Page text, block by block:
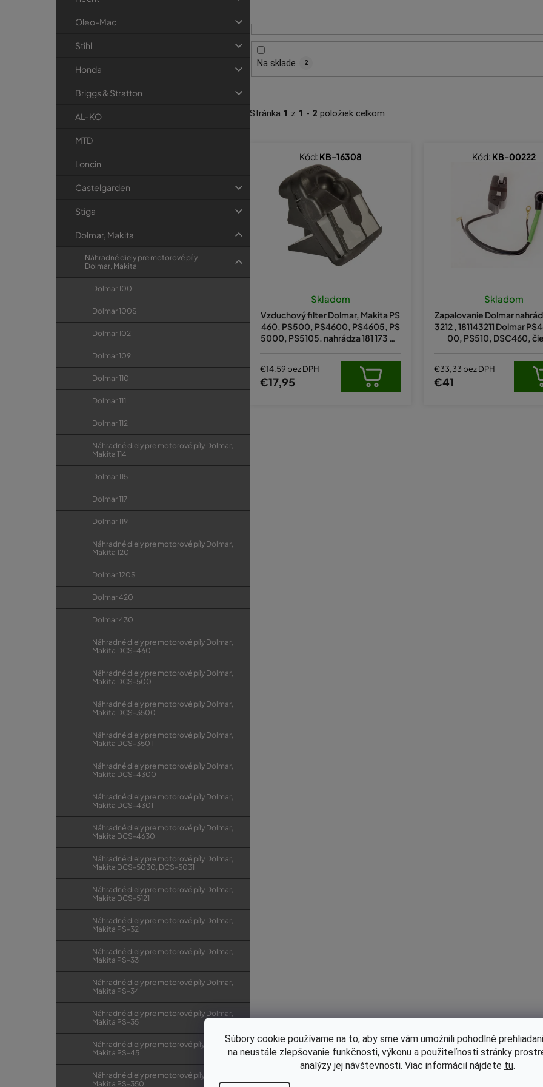
Súbory cookie používame na to, aby sme vám umožnili pohodlné
na neustále zlepšovanie funkčnosti, výkonu a použiteľnosti stránky
analýzy jej návštevnosti. Viac informácií nájdete tu.
Oleo-Mac
Stihl
Honda
Briggs & Stratton
AL-KO
MTD
Loncin
Castelgarden
Stiga
Dolmar, Makita
Náhradné diely pre motorové píly
Dolmar, Makita
Dolmar 100
Dolmar 100S
Dolmar 102
Dolmar 109
Dolmar 110
Dolmar 111
Dolmar 112
Náhradné diely pre motorové píly Dolmar,
Makita 114
Dolmar 115
Dolmar 117
Dolmar 119
Náhradné diely pre motorové píly Dolmar,
Makita 120
Dolmar 120S
Dolmar 420
Dolmar 430
Náhradné diely pre motorové píly Dolmar,
Makita DCS-460
Náhradné diely pre motorové píly Dolmar,
Makita DCS-500
Náhradné diely pre motorové píly Dolmar,
Makita DCS-3500
Náhradné diely pre motorové píly Dolmar,
Makita DCS-3501
Náhradné diely pre motorové píly Dolmar,
Makita DCS-4300
Náhradné diely pre motorové píly Dolmar,
Makita DCS-4301
Náhradné diely pre motorové píly Dolmar,
Makita DCS-4630
Náhradné diely pre motorové píly Dolmar,
Makita DCS-5030, DCS-5031
Náhradné diely pre motorové píly Dolmar,
Makita DCS-5121
Náhradné diely pre motorové píly Dolmar,
Makita PS-32
Náhradné diely pre motorové píly Dolmar,
Makita PS-33
Náhradné diely pre motorové píly Dolmar,
Makita PS-34
Náhradné diely pre motorové píly Dolmar,
Makita PS-35
Náhradné diely pre motorové píly Dolmar,
Makita PS-45
Náhradné diely pre motorové píly Dolmar,
Makita PS-350
Stránka 1 z 1 - 2 položiek celkom
Na sklade 2
s
p
o
k
Vzduchový filter Dolmar, Makita PS
460, PS500, PS4600, PS4605, PS
5000, PS5105. nahrádza 181 173 09
Skladom
€14,59 bez DPH
€17,95
Kód: KB-16308
Zapalovanie Dolmar
3212 , 181143211 Dolmar
00, PS510, DSC460,
produktu
je
5,0
z
Skladom
€33,33 bez DPH
€41
Kód: KB-00222